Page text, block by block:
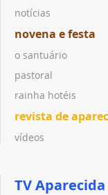
notícias
novena e festa
o santuário
pastoral
rainha hotéis
revista de
vídeos
TV Aparecida